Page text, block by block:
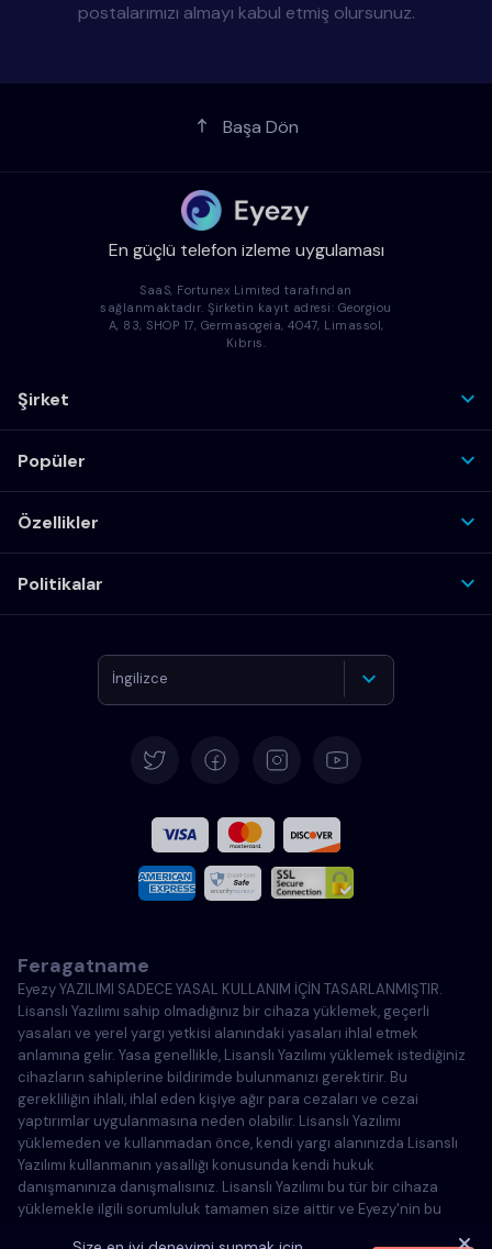
postalarımızı almayı kabul etmiş olursunuz.
Başa Dön
En güçlü telefon izleme uygulaması
SaaS, Fortunex Limited tarafından
sağlanmaktadır. Şirketin kayıt adresi: Georgiou
A, 83, SHOP 17, Germasogeia, 4047, Limassol,
Kıbrıs.
Şirket
Popüler
Özellikler
Politikalar
İngilizce
Fransızca
İtalyanca
Portekizce
Türkçe
Polonya
Feragatname
Eyezy YAZILIMI SADECE YASAL KULLANIM İÇİN TASARLANMIŞTIR.
Lisanslı Yazılımı sahip olmadığınız bir cihaza yüklemek, geçerli
yasaları ve yerel yargı yetkisi alanındaki yasaları ihlal etmek
anlamına gelir. Yasa genellikle, Lisanslı Yazılımı yüklemek istediğiniz
cihazların sahiplerine bildirimde bulunmanızı gerektirir. Bu
gerekliliğin ihlali, ihlal eden kişiye ağır para cezaları ve cezai
yaptırımlar uygulanmasına neden olabilir. Lisanslı Yazılımı
yüklemeden ve kullanmadan önce, kendi yargı alanınızda Lisanslı
Yazılımı kullanmanın yasallığı konusunda kendi hukuk
danışmanınıza danışmalısınız. Lisanslı Yazılımı bu tür bir cihaza
yüklemekle ilgili sorumluluk tamamen size aittir ve Eyezy'nin bu